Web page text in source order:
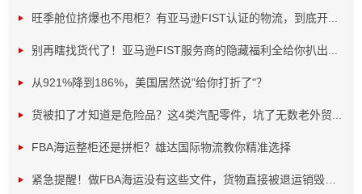
旺季舱位挤爆也不甩柜？有亚马逊FIST认证的物流，到底开...
别再瞎找货代了！亚马逊FIST服务商的隐藏福利全给你扒出...
从921%降到186%，美国居然说"给你打折了"？
货被扣了才知道是危险品？这4类汽配零件，坑了无数老外贸...
FBA海运整柜还是拼柜？雄达国际物流教你精准选择
紧急提醒！做FBA海运没有这些文件，货物直接被退运销毁！...